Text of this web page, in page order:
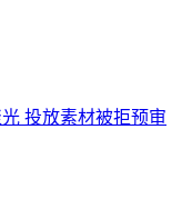
投放素材被拒预审